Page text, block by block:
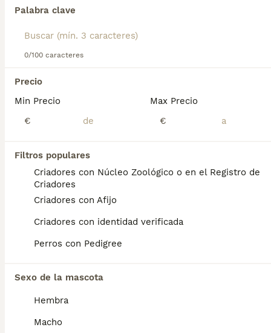
Palabra clave
0/100 caracteres
Precio
Min Precio
€
Max Precio
€
Filtros populares
Criadores con Núcleo Zoológico o en el Registro de
Criadores
Criadores con Afijo
Criadores con identidad verificada
Perros con Pedigree
Sexo de la mascota
Hembra
Macho
Encontramos 0 Fox Terrier de Pelo Liso
Perros para monta en Guipúzcoa.
Guardar búsqueda
Preguntas frecuentes
¿Los fox terriers de pelo liso
son buenas mascotas?
tipo de situaciones y estilos de vida. Puede
excepcional . Solo asegúrate de tener
tiempo para sacarlo a pasear y disfrutar de
muchas aventuras.